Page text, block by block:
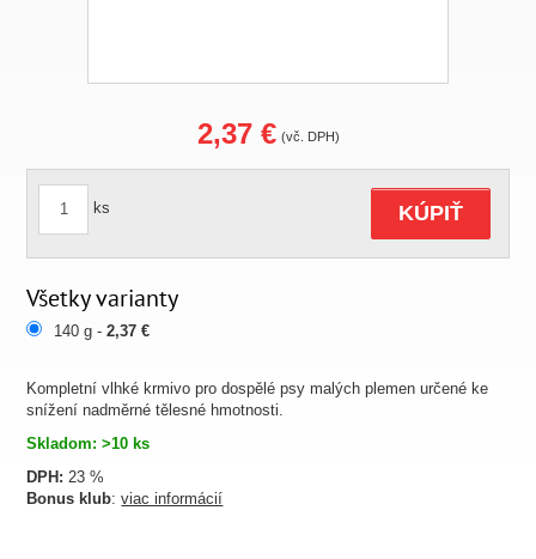
Kompletní vlhké krmivo pro dospělé psy malých plemen určené ke
snížení nadměrné tělesné hmotnosti.
Skladom: >10 ks
DPH: 23 %
Bonus klub:viac informácií
2,37 € (vč. DPH)
ks KÚPIŤ
Všetky varianty
140 g -2,37 €